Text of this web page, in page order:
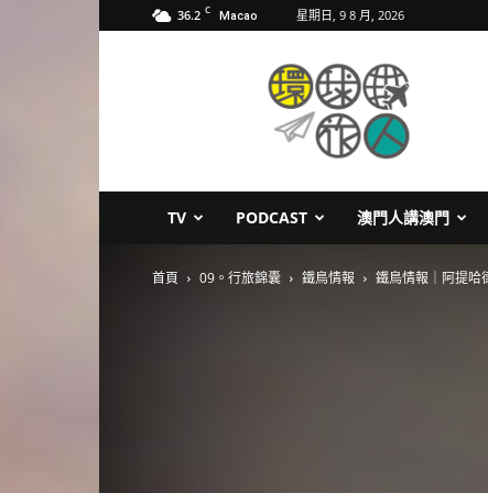
36.2 C Macao 星期日, 9 8 月, 2026
TV PODCAST 澳門人講澳門
首頁 09。行旅錦囊 鐵鳥情報 鐵鳥情報｜阿提哈